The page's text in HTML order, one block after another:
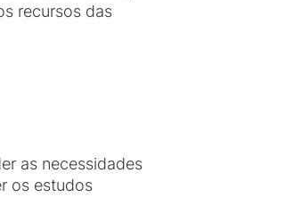
recursos das
as necessidades
os estudos